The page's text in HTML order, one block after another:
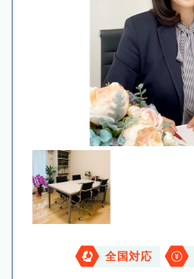
全国対応